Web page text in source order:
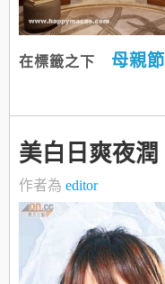
在標籤之下 母親節
美白日爽夜潤
作者為 editor